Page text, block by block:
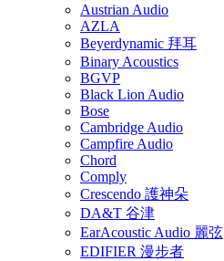
Austrian Audio
AZLA
Beyerdynamic 拜耳
Binary Acoustics
BGVP
Black Lion Audio
Bose
Cambridge Audio
Campfire Audio
Chord
Comply
Crescendo 護神朵
DA&T 谷津
EarAcoustic Audio 麗弦
EDIFIER 漫步者